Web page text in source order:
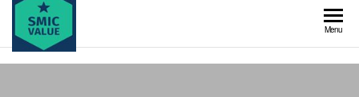
Skip
the
content
value
Menu